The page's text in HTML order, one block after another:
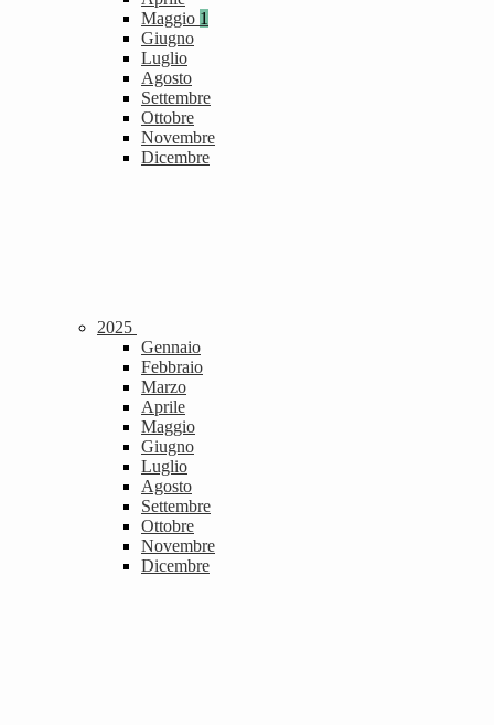
Maggio 1
Giugno
Luglio
Agosto
Settembre
Ottobre
Novembre
Dicembre
2025
Gennaio
Febbraio
Marzo
Aprile
Maggio
Giugno
Luglio
Agosto
Settembre
Ottobre
Novembre
Dicembre